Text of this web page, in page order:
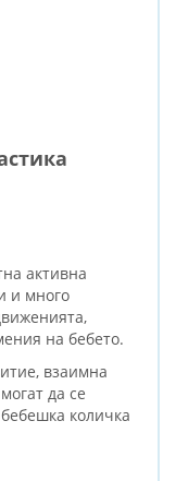
активна
и много
на бебето.
взаимна
да се
количка